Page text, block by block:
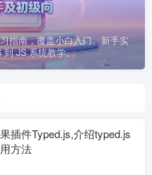
指南，覆盖小白入门、新手实
到 JS 系统教学。
插件Typed.js,介绍typed.js
方法